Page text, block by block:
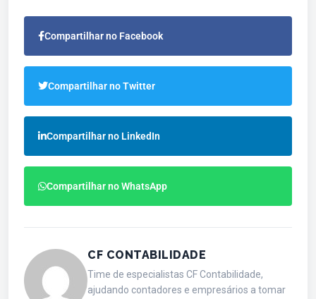
Compartilhar no Facebook
Compartilhar no Twitter
Compartilhar no LinkedIn
Compartilhar no WhatsApp
CF CONTABILIDADE
Time de especialistas CF Contabilidade,
ajudando contadores e empresários a tomar